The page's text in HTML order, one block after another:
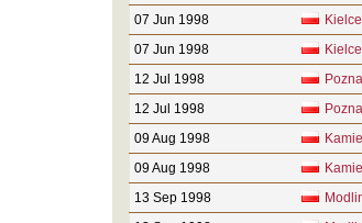
07 Jun 1998
Kielce
07 Jun 1998
Kielce
12 Jul 1998
12 Jul 1998
09 Aug 1998
09 Aug 1998
13 Sep 1998